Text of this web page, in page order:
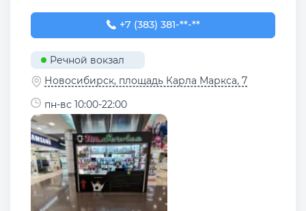
+7 (383) 381-75-81
+7 (383) 381-**-**
Речной вокзал
Новосибирск, площадь Карла Маркса, 7
пн-вс 10:00-22:00